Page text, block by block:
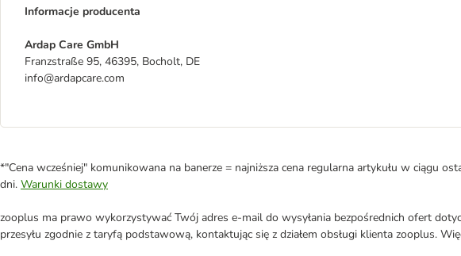
Informacje producenta
Ardap Care GmbH
Franzstraße 95, 46395, Bocholt, DE
info@ardapcare.com
*"Cena wcześniej" komunikowana na banerze = najniższa cena regularna artykułu w ciągu
dni. Warunki dostawy
zooplus ma prawo wykorzystywać Twój adres e-mail do wysyłania bezpośrednich ofert
przesyłu zgodnie z taryfą podstawową, kontaktując się z działem obsługi klienta zooplus.